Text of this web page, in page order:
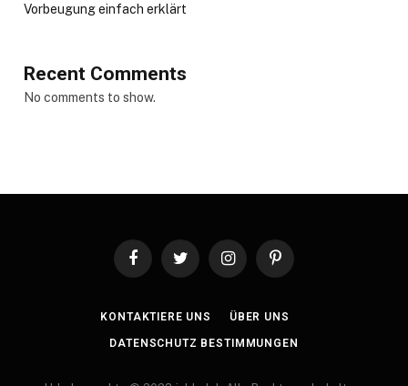
Vorbeugung einfach erklärt
Recent Comments
No comments to show.
FacebookTwitter InstagramPinterest
KONTAKTIERE UNS ÜBER UNS
DATENSCHUTZ BESTIMMUNGEN